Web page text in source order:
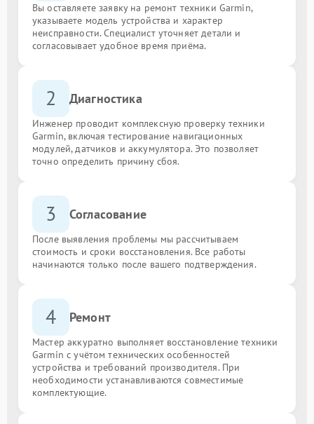
Вы оставляете заявку на ремонт техники Garmin,
указываете модель устройства и характер
неисправности. Специалист уточняет детали и
согласовывает удобное время приёма.
2 Диагностика
Инженер проводит комплексную проверку техники
Garmin, включая тестирование навигационных
модулей, датчиков и аккумулятора. Это позволяет
точно определить причину сбоя.
3 Согласование
После выявления проблемы мы рассчитываем
стоимость и сроки восстановления. Все работы
начинаются только после вашего подтверждения.
4 Ремонт
Мастер аккуратно выполняет восстановление техники
Garmin с учётом технических особенностей
устройства и требований производителя. При
необходимости устанавливаются совместимые
комплектующие.